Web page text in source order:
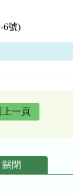
6號)
上一頁
關閉